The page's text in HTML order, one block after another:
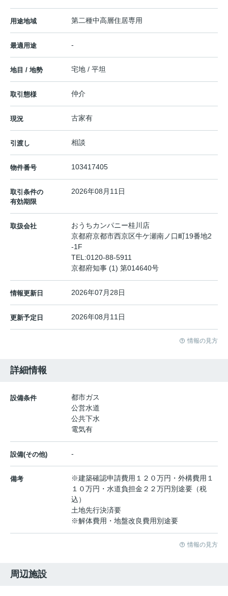
用途地域 第二種中高層住居専用
最適用途 -
地目 / 地勢 宅地 / 平坦
取引態様 仲介
現況 古家有
引渡し 相談
物件番号 103417405
取引条件の
有効期限
2026年08月11日
取扱会社
おうちカンパニー桂川店
京都府京都市西京区牛ケ瀬南ノ口町19番地2
-1F
TEL:0120-88-5911
京都府知事 (1) 第014640号
情報更新日 2026年07月28日
更新予定日 2026年08月11日
情報の見方
詳細情報
設備条件
都市ガス
公営水道
公共下水
電気有
設備(その他) -
備考
※建築確認申請費用１２０万円・外構費用１
１０万円・水道負担金２２万円別途要（税
込）
土地先行決済要
※解体費用・地盤改良費用別途要
情報の見方
周辺施設